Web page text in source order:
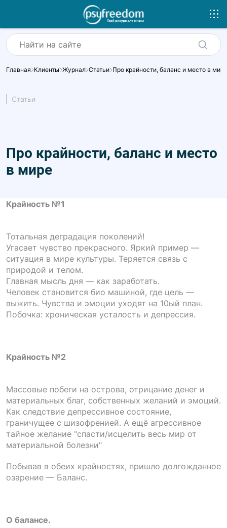
Главная Клиенты Журнал Статьи Про крайности, баланс и место в мире
Статьи
Про крайности, баланс и место
в мире
Крайность №1
Тотальная деградация поколений!
Угасает чувство прекрасного. Яркий пример —
ситуация в мире культуры. Теряется связь с
природой и телом.
Главная мысль дня — как заработать.
Человек становится био машиной, где цель —
выжить. Чувства и эмоции уходят на 10ый план.
Побочка: хроническая усталость и депрессия.
Крайность №2
Массовые побеги на острова, отрицание денег и
материальных благ, собственных желаний и эмоций.
Как следствие депрессивное состояние,
граничущее с шизофренией. А ещё агрессивное
тайное желание "спасти/исцелить весь мир от
материальной болезни"
Побывав в обеих крайностях, пришло долгожданное
озарение — Баланс.
О балансе.